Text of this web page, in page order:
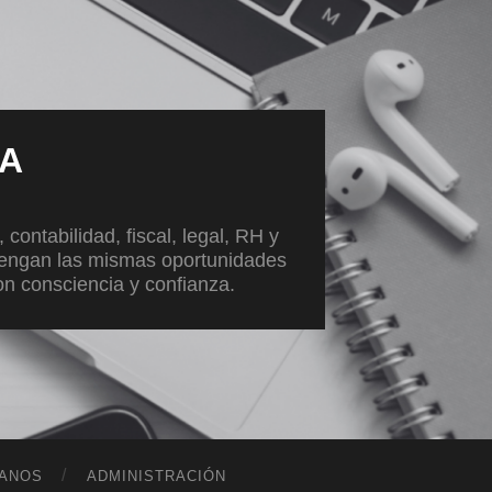
contabilidad, fiscal, legal, RH y
las mismas oportunidades
consciencia y confianza.
ADMINISTRACIÓN